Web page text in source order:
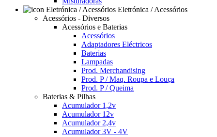
Eletrónica / Acessórios
Acessórios - Diversos
Acessórios e Baterias
Acessórios
Adaptadores Eléctricos
Baterias
Lampadas
Prod. Merchandising
Prod. P / Maq. Roupa e Louça
Prod. P / Queima
Baterias & Pilhas
Acumulador 1,2v
Acumulador 12v
Acumulador 2,4v
Acumulador 3V - 4V